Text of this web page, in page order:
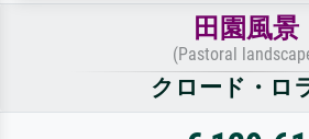
田園風景
(Pastoral
クロード・ロ